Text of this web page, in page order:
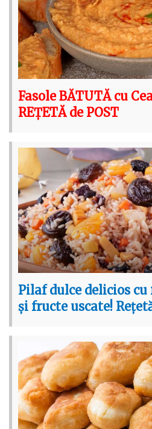
Fasole BĂTUTĂ cu
REȚETĂ de POST
Pilaf dulce delicios
și fructe uscate!